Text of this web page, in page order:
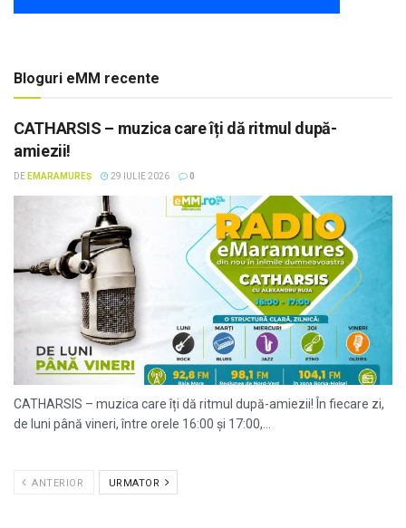
Bloguri eMM recente
CATHARSIS – muzica care îți dă ritmul după-
amiezii!
DE EMARAMUREȘ 29 IULIE 2026 0
CATHARSIS – muzica care îți dă ritmul după-amiezii! În fiecare zi,
de luni până vineri, între orele 16:00 și 17:00,...
ANTERIOR URMATOR